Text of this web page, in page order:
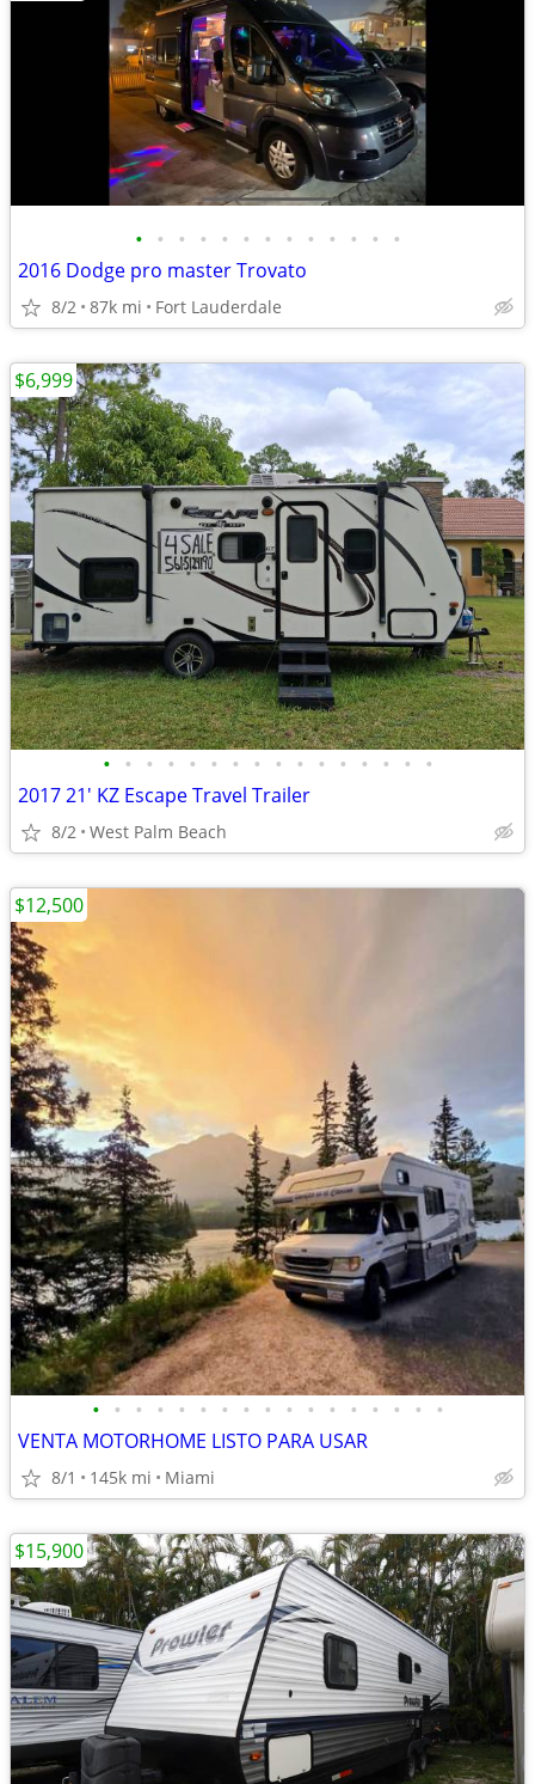
• • • • • • • • • • • • •
2016 Dodge pro master Trovato
8/2 87k mi Fort Lauderdale
• • • • • • • • • • • • • • • •
2017 21' KZ Escape Travel Trailer
8/2 West Palm Beach
$6,999
• • • • • • • • • • • • • • • • •
VENTA MOTORHOME LISTO PARA USAR
8/1 145k mi Miami
$12,500
$15,900